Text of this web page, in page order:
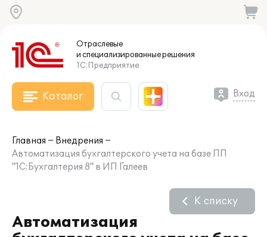
Отраслевые
и специализированныерешения
1С:Предприятие
Каталог Вход
Главная
Внедрения
Автоматизация бухгалтерского учета на базе ПП
"1С:Бухгалтерия 8" в ИП Галеев
Автоматизация
К списку